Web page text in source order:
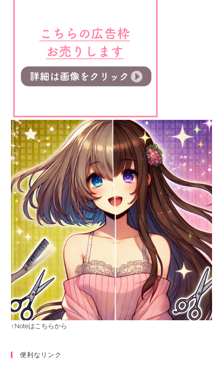
↑Noteはこちらから
便利なリンク